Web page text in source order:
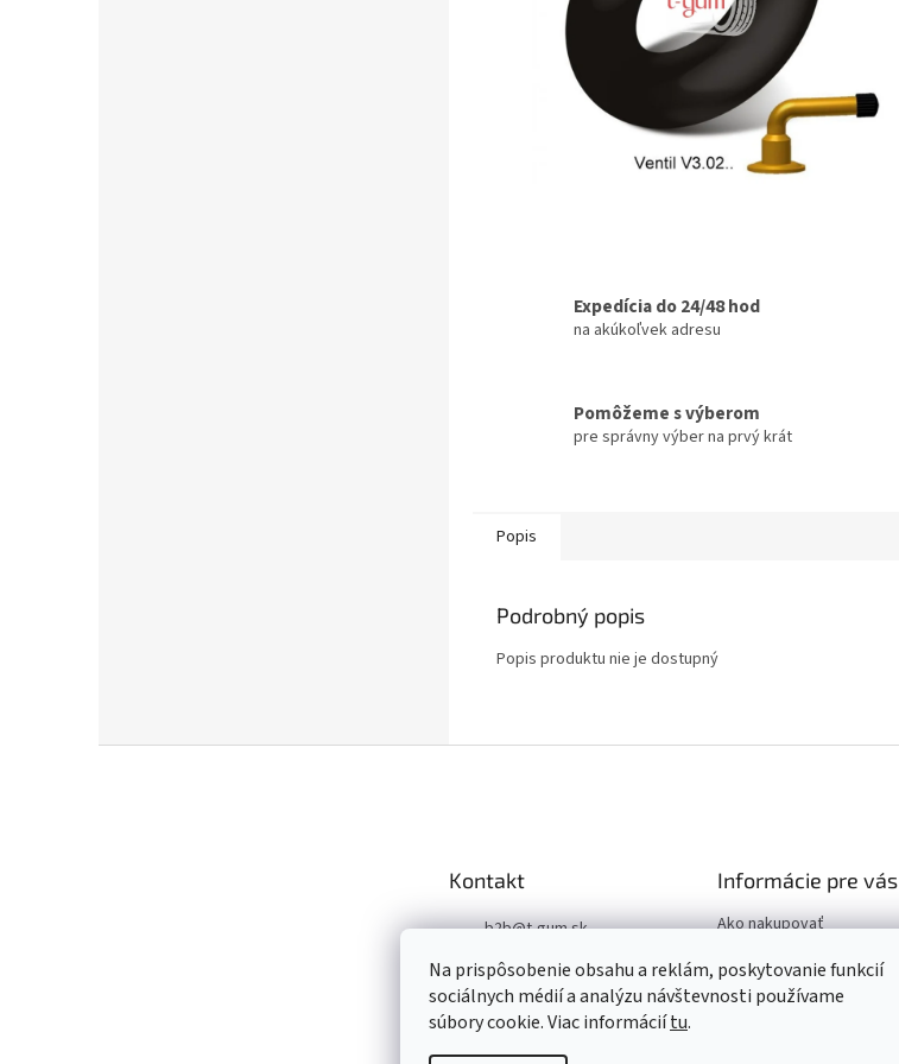
Na prispôsobenie obsahu a reklám, poskytovanie funkcií
sociálnych médií a analýzu návštevnosti používame
súbory cookie. Viac informáciítu.
Expedícia do 24/48 hod
na akúkoľvek adresu
Pomôžeme s výberom
pre správny výber na prvý krát
Popis
Podrobný popis
Popis produktu nie je dostupný
Kontakt
b2b@t-gum.sk
+421 903 907 970
+421 903 509 061
Informácie pre vás
Ako nakupovať
Pomoc